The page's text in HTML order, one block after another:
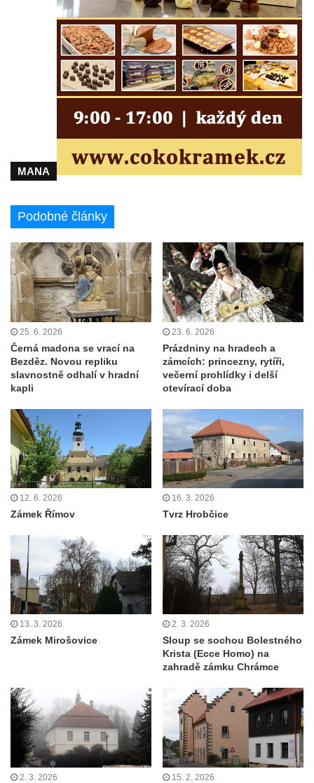
MANA
Podobné články
25. 6. 2026
Černá madona se vrací na
Bezděz. Novou repliku
slavnostně odhalí v hradní
kapli
23. 6. 2026
Prázdniny na hradech a
zámcích: princezny, rytíři,
večerní prohlídky i delší
otevírací doba
12. 6. 2026
Zámek Římov
16. 3. 2026
Tvrz Hrobčice
13. 3. 2026
Zámek Mirošovice
2. 3. 2026
Sloup se sochou Bolestného
Krista (Ecce Homo) na
zahradě zámku Chrámce
2. 3. 2026 15. 2. 2026